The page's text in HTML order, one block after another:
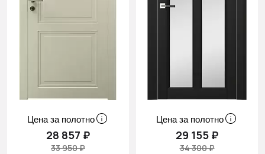
Цена за полотно
28 857 ₽
33 950 ₽
Цена за полотно
29 155 ₽
34 300 ₽